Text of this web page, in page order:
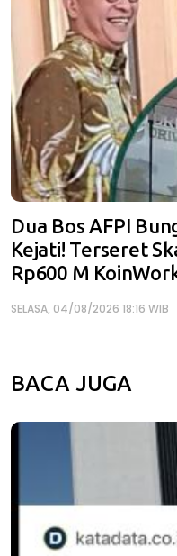
Dua Bos AFPI
Kejati! Terseret
Rp600 M
SELASA, 04/08/2026 18:16 WIB
BACA JUGA